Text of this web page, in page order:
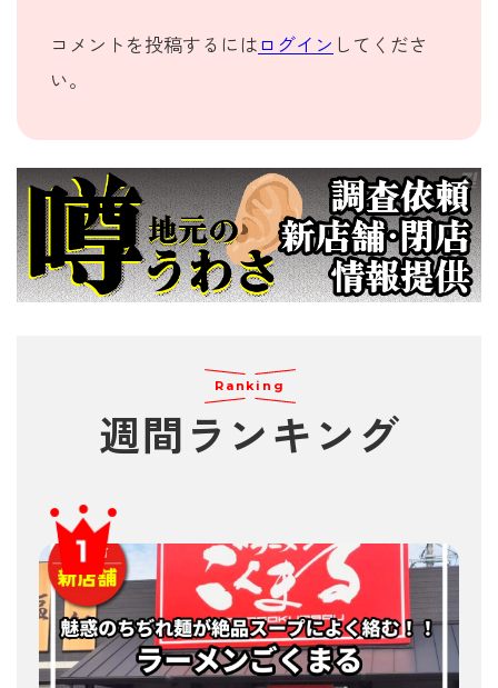
コメントを投稿するには ログイン してくださ
い。
Ranking
週間 ランキング